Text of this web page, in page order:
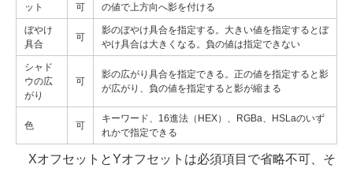
ット
可
の値で上方向へ影を付ける
ぼやけ
具合
可
影のぼやけ具合を指定する。大きい値を指定するとぼ
やけ具合は大きくなる。負の値は指定できない
シャド
ウの広
がり
可
影の広がり具合を指定できる。正の値を指定すると影
が広がり、負の値を指定すると影が縮まる
色 可
キーワード、16進法（HEX）、RGBa、HSLaのいず
れかで指定できる
XオフセットとYオフセットは必須項目で省略不可、そ